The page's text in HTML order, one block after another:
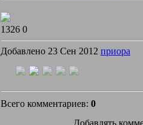
1326 0
Добавлено 23 Сен 2012 приора
Всего комментариев: 0
Добавлять